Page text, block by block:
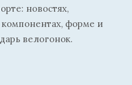
новостях,
компонентах, форме и
велогонок.